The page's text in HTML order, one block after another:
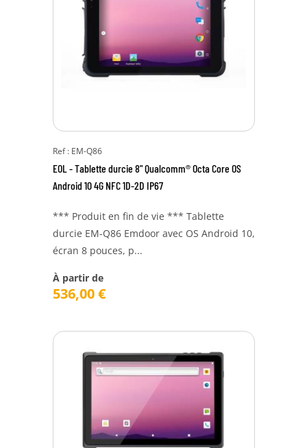
Ref : EM-Q86
EOL - Tablette durcie 8" Qualcomm® Octa Core OS
Android 10 4G NFC 1D-2D IP67
*** Produit en fin de vie *** Tablette
durcie EM-Q86 Emdoor avec OS Android 10,
écran 8 pouces, p...
À partir de
536,00€